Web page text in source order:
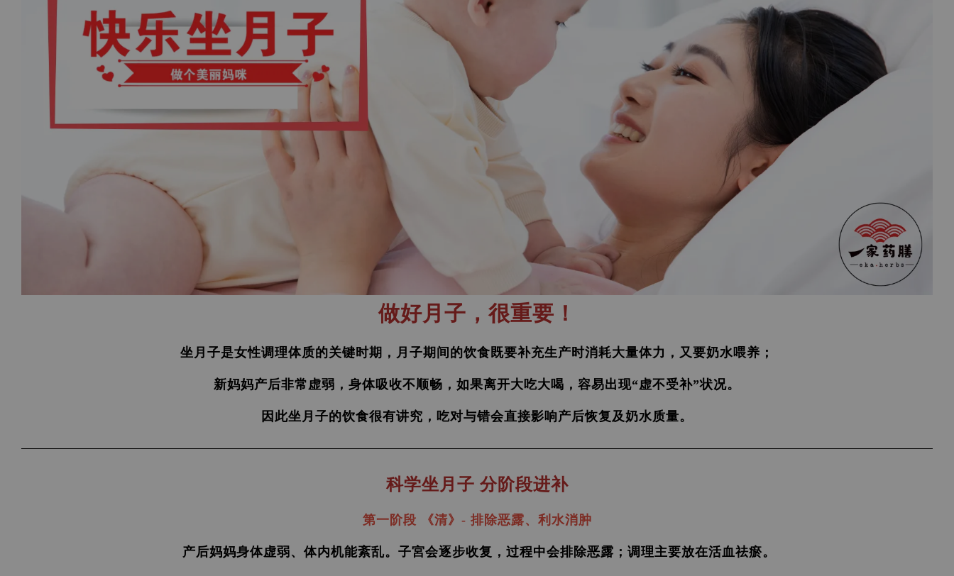
做好月子，很重要！
坐月子是女性调理体质的关键时期，月子期间的饮食既要补充生产时消耗大量体力，又要奶水喂养；
新妈妈产后非常虚弱，身体吸收不顺畅，如果离开大吃大喝， 容易出现“虚不受补”状况。
因此坐月子的饮食很有讲究，吃对与错会直接影响产后恢复及奶水质量。
科学坐月子 分阶段进补
第一阶段 《清》- 排除恶露、利水消肿
产后妈妈身体虚弱、体内机能紊乱。子宮会逐步收复，过程中会排除恶露； 调理主要放在活血祛瘀。